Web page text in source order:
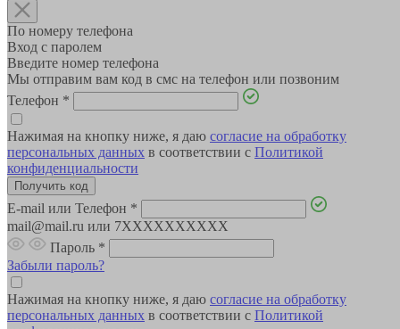
По номеру телефона
Вход с паролем
Введите номер телефона
Мы отправим вам код в смс на телефон или позвоним
Телефон *
Нажимая на кнопку ниже, я даю согласие на обработку
персональных данных в соответствии с Политикой
конфиденциальности
E-mail или Телефон *
mail@mail.ru или 7XXXXXXXXXX
Пароль *
Забыли пароль?
Нажимая на кнопку ниже, я даю согласие на обработку
персональных данных в соответствии с Политикой